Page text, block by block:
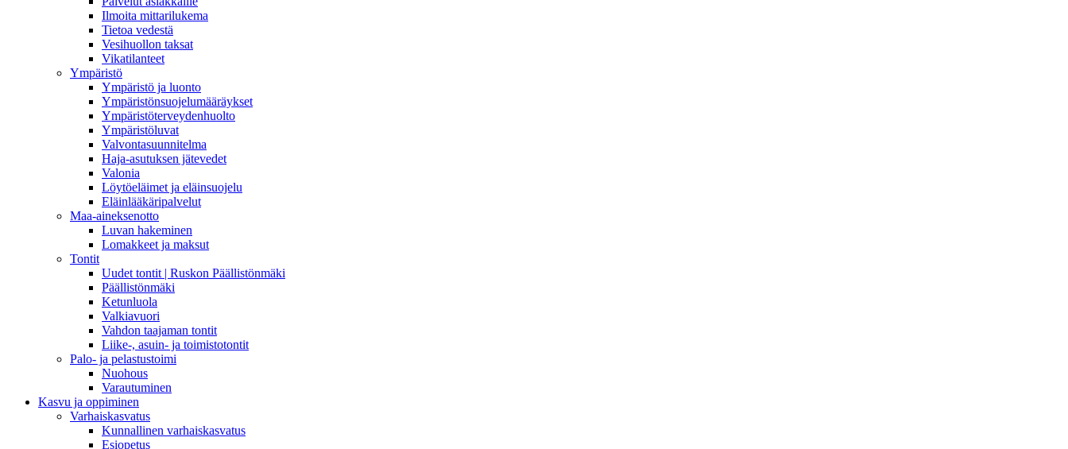
Ilmoita mittarilukema
Tietoa vedestä
Vesihuollon taksat
Vikatilanteet
Ympäristö
Ympäristö ja luonto
Ympäristönsuojelumääräykset
Ympäristöterveydenhuolto
Ympäristöluvat
Valvontasuunnitelma
Haja-asutuksen jätevedet
Valonia
Löytöeläimet ja eläinsuojelu
Eläinlääkäripalvelut
Maa-aineksenotto
Luvan hakeminen
Lomakkeet ja maksut
Tontit
Uudet tontit | Ruskon Päällistönmäki
Päällistönmäki
Ketunluola
Valkiavuori
Vahdon taajaman tontit
Liike-, asuin- ja toimistotontit
Palo- ja pelastustoimi
Nuohous
Varautuminen
Kasvu ja oppiminen
Varhaiskasvatus
Kunnallinen varhaiskasvatus
Esiopetus